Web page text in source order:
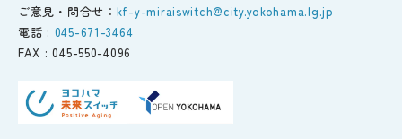
ご意見・問合せ： kf-y-miraiswitch@city.yokohama.lg.jp
電話 : 045-671-3464
FAX : 045-550-4096